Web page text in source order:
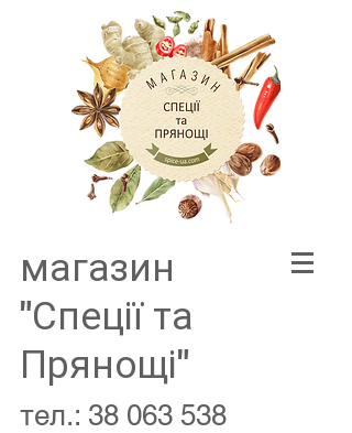
магазин
"Спеції та
Прянощі"
тел.: 38 063 538